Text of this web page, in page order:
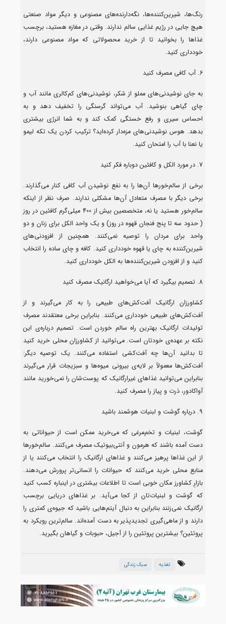
رنگ‌ها، شیرین‌کننده‌ها، نگه‌دارنده‌های مصنوعی و دیگر مواد صنعتی
هیچ جایی در رژیم غذایی سالم ندارند. وقتی در مغازه هستید، برچسب
غذاها را بخوانید تا از خرید محصولاتی که مواد مصنوعی دارند،
خودداری کنید.
6. آب کافی مصرف کنید
به جای نوشیدنی‌های مملو از شکر، نوشیدنی‌های کم‌کالری مانند آب و
چای گیاهی بنوشید. آب می‌تواند گرسنگی را تخفیف دهد و به
احساس سیری و رفع خستگی کمک کند و به شما انرژی بیشتری
بدهد. هوس نوشیدنی‌های مزه‌دار کرده‌اید؟ ترکیب کردن یک تکه لیمو
یا نعنا با آب را امتحان کنید.
7. در مورد الکل و کافئین دوباره فکر کنید
برخی از سالم‌خورها آن‌ها را به نفع نوشیدن آب کافی کنار می‌گذارند.
برخی دیگر با مصرف متعادل آن‌ها مشکلی ندارند. صرف نظر از اینکه
سالم‌خور هستید یا نه، متخصصین بیش از 400 میلی‌گرم کافئین در روز
( حدود سه تا پنج فنجان قهوه در روز) و یک واحد الکل برای زنان و دو
واحد برای مردان را توصیه نمی‌کنند. همچنین از افزودنی‌های
شیرین‌کننده به چای یا قهوه خودداری کنید. کافه و چای ساده را انتخاب
کنید و از افزودن شیرین‌کننده‌‌ها به الکل خودداری کنید.
8. تصمیم بیگیرد که آیا می‌خواهید ارگانیک مصرف کنید
کشاورزان ارگانیک آفت‌کش‌های طبیعی را به کار می‌گیرند و از
آفت‌کش‌های طبیعی خودداری می‌کنند. بنابراین برخی معتقدند مصرف
تولیدات ارگانیک بهترین راه سالم خوردن است. تصمیم درباره‌ی این
نکته بر عهده‌ی خودتان است. می‌توانید از کشاورزان محلی خرید کنید
تا بدانید آن‌ها چه آفت‌کشی استفاده می‌کنند. یک توصیه دیگر:
آفت‌کش‌ها معمولاً بر لایه‌ی بیرونی میوه‌ها و سبزیجات قرار می‌گیرند
بنابراین می‌توانید غذاهای غیرارگانیک که پوست‌شان را نمی‌خورید مانند
آواکادور، ذرت و پیاز را مصرف کنید.
9. درباره گوشت و لبنیات هوشمند باشید
گوشت، لبنیات و تخم‌مرغی که می‌خرید ممکن است از حیواناتی به
دست آمده باشند که هرمون و آنتی‌بیوتیک مصرف می‌کنند. سالم‌خورها
از این غذاها پرهیز می‌کنند و غذاهای ارگانیک را انتخاب می‌کنند یا از
منابع محلی خرید می‌کنند که حیوانات را انسانی‌تر پرورش می‌دهند.
بازارِ کشاورز مکان خوبی است تا اطلاعات بیشتری در اینباره کسب کنید
که گوشت و لبنیات‌تان از کجا می‌آید. بر غذاهای دریایی برچسب
ارگانیک نمی‌زنند بنابراین به دنبال آیتم‌هایی باشید که جیوه‌ی کمتری را
دارند و از ماهی‌گیری تجدیدپذیر به دست آمده‌اند. سالم‌ترین رویکرد به
پروتئین؟ بیشترین پروتئین را از آجیل، حبوبات و گیاهان بگیرید.
تغذیه سبک زندگی